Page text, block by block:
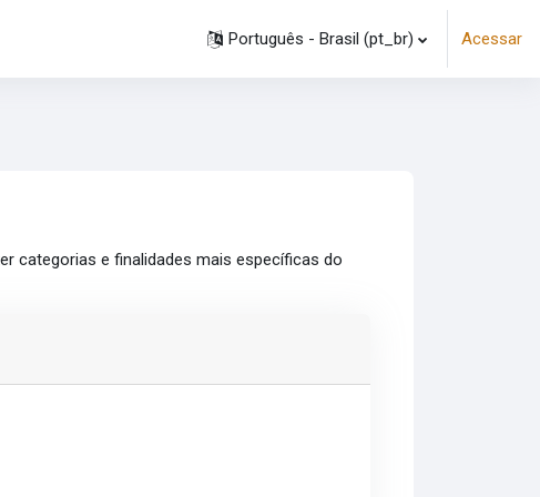
Português - Brasil ‎(pt_br)‎ Acessar
categorias e finalidades mais específicas do